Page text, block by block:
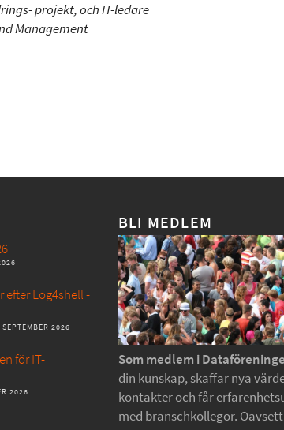
projekt, och IT-ledare
Management
efter Log4shell -
SEPTEMBER 2026
för IT-
2026
BLI MEDLEM
Som medlem i
din kunskap, skaffar nya
kontakter och får
med branschkollegor.